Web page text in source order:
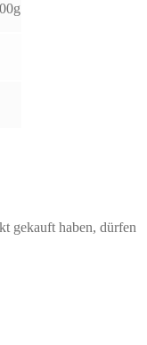
gekauft haben, dürfen